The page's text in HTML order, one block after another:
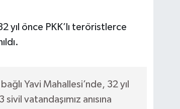
yıl önce PKK’lı teröristlerce
Yavi Mahallesi’nde, 32 yıl
vatandaşımız anısına